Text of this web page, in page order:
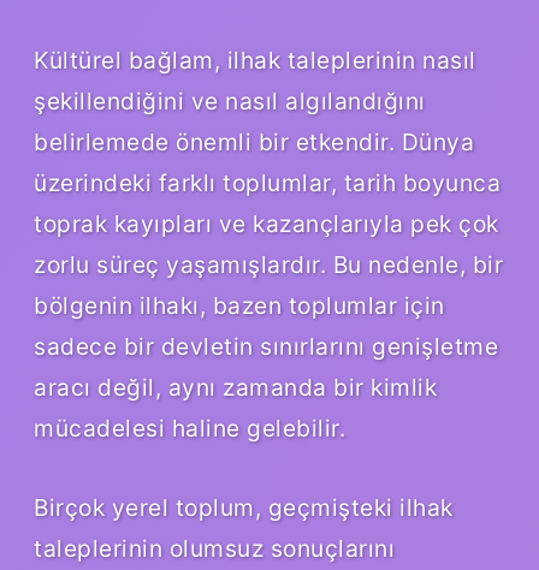
Kültürel bağlam, ilhak taleplerinin nasıl
şekillendiğini ve nasıl algılandığını
belirlemede önemli bir etkendir. Dünya
üzerindeki farklı toplumlar, tarih boyunca
toprak kayıpları ve kazançlarıyla pek çok
zorlu süreç yaşamışlardır. Bu nedenle, bir
bölgenin ilhakı, bazen toplumlar için
sadece bir devletin sınırlarını genişletme
aracı değil, aynı zamanda bir kimlik
mücadelesi haline gelebilir.
Birçok yerel toplum, geçmişteki ilhak
taleplerinin olumsuz sonuçlarını